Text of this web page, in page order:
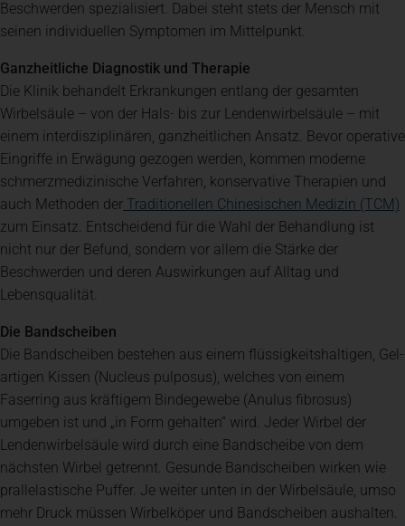
Beschwerden spezialisiert. Dabei steht stets der Mensch mit
seinen individuellen Symptomen im Mittelpunkt.
Ganzheitliche Diagnostik und Therapie
Die Klinik behandelt Erkrankungen entlang der gesamten
Wirbelsäule – von der Hals- bis zur Lendenwirbelsäule – mit
einem interdisziplinären, ganzheitlichen Ansatz. Bevor operative
Eingriffe in Erwägung gezogen werden, kommen moderne
schmerzmedizinische Verfahren, konservative Therapien und
auch Methoden der Traditionellen Chinesischen Medizin (TCM)
zum Einsatz. Entscheidend für die Wahl der Behandlung ist
nicht nur der Befund, sondern vor allem die Stärke der
Beschwerden und deren Auswirkungen auf Alltag und
Lebensqualität.
Die Bandscheiben
Die Bandscheiben bestehen aus einem flüssigkeitshaltigen, Gel-
artigen Kissen (Nucleus pulposus), welches von einem
Faserring aus kräftigem Bindegewebe (Anulus fibrosus)
umgeben ist und „in Form gehalten“ wird. Jeder Wirbel der
Lendenwirbelsäule wird durch eine Bandscheibe von dem
nächsten Wirbel getrennt. Gesunde Bandscheiben wirken wie
prallelastische Puffer. Je weiter unten in der Wirbelsäule, umso
mehr Druck müssen Wirbelköper und Bandscheiben aushalten.